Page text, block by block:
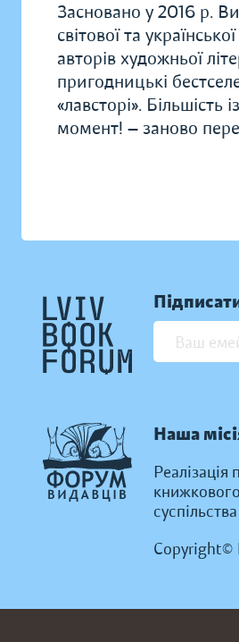
Засновано у 2016 р.
світової та
авторів художньої
пригодницькі
«лавсторі».
момент! — заново
Наша
суспільства
Copyright©